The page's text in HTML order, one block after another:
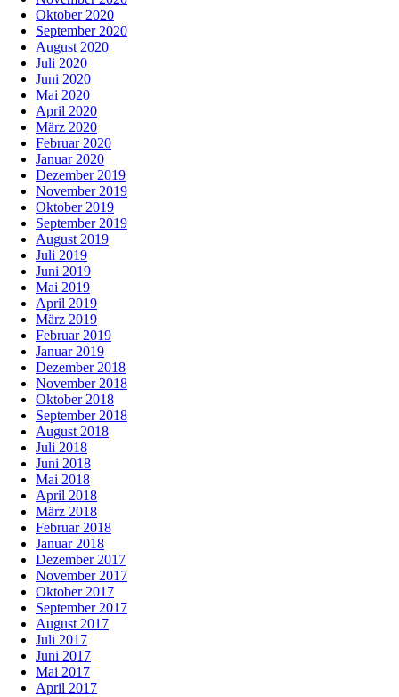
Oktober 2020
September 2020
August 2020
Juli 2020
Juni 2020
Mai 2020
April 2020
März 2020
Februar 2020
Januar 2020
Dezember 2019
November 2019
Oktober 2019
September 2019
August 2019
Juli 2019
Juni 2019
Mai 2019
April 2019
März 2019
Februar 2019
Januar 2019
Dezember 2018
November 2018
Oktober 2018
September 2018
August 2018
Juli 2018
Juni 2018
Mai 2018
April 2018
März 2018
Februar 2018
Januar 2018
Dezember 2017
November 2017
Oktober 2017
September 2017
August 2017
Juli 2017
Juni 2017
Mai 2017
April 2017